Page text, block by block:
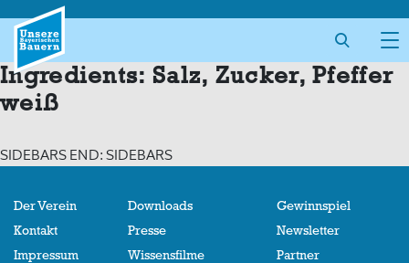
content
Ingredients: Salz, Zucker, Pfeffer
weiß
SIDEBARS END: SIDEBARS
Der Verein
Kontakt
Impressum
Downloads
Presse
Wissensfilme
Gewinnspiel
Newsletter
Partner